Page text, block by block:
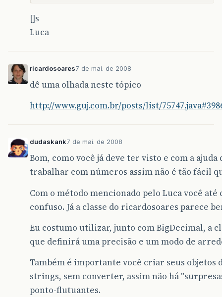
[]s
Luca
ricardosoares7 de mai. de 2008
dê uma olhada neste tópico
http://www.guj.com.br/posts/list/
dudaskank7 de mai. de 2008
Bom, como você já deve ter visto e com a
trabalhar com números assim não é tão fácil
Com o método mencionado pelo Luca você
confuso. Já a classe do ricardosoares parece
Eu costumo utilizar, junto com BigDecimal, a
que definirá uma precisão e um modo de
Também é importante você criar seus objetos
strings, sem converter, assim não há
ponto-flutuantes.